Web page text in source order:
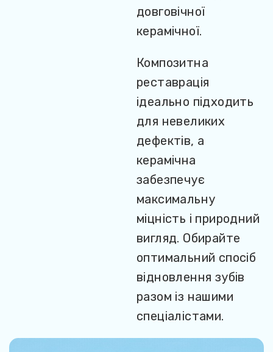
довговічної
керамічної.
Композитна
реставрація
ідеально підходить
для невеликих
дефектів, а
керамічна
забезпечує
максимальну
міцність і природний
вигляд. Обирайте
оптимальний спосіб
відновлення зубів
разом із нашими
спеціалістами.